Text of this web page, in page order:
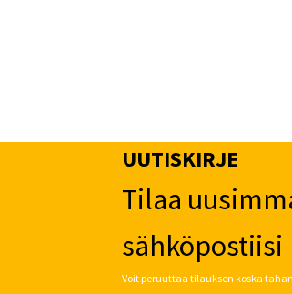
UUTISKIRJE
Tilaa
sähköpostiisi
Voit peruuttaa tilauksen koska